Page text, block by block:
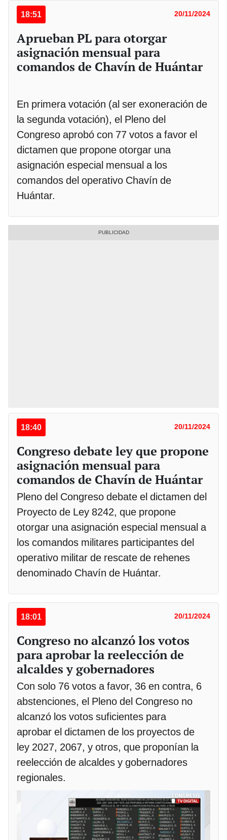
18:51 20/11/2024
Aprueban PL para otorgar
asignación mensual para
comandos de Chavín de Huántar
En primera votación (al ser exoneración de
la segunda votación), el Pleno del
Congreso aprobó con 77 votos a favor el
dictamen que propone otorgar una
asignación especial mensual a los
comandos del operativo Chavín de
Huántar.
18:40 20/11/2024
Congreso debate ley que propone
asignación mensual para
comandos de Chavín de Huántar
Pleno del Congreso debate el dictamen del
Proyecto de Ley 8242, que propone
otorgar una asignación especial mensual a
los comandos militares participantes del
operativo militar de rescate de rehenes
denominado Chavín de Huántar.
18:01 20/11/2024
Congreso no alcanzó los votos
para aprobar la reelección de
alcaldes y gobernadores
Con solo 76 votos a favor, 36 en contra, 6
abstenciones, el Pleno del Congreso no
alcanzó los votos suficientes para
aprobar el dictamen de los proyectos de
ley 2027, 2067, y otros, que proponían la
reelección de alcaldes y gobernadores
regionales.